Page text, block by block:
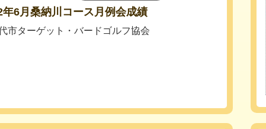
年6月桑納川コース月例会成績
市ターゲット・バードゴルフ協会